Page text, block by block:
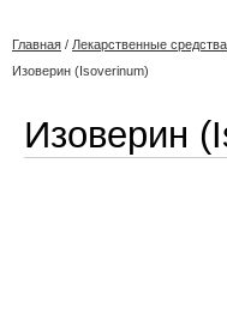
Главная / Лекарственные средства
Изоверин (Isoverinum)
Изоверин